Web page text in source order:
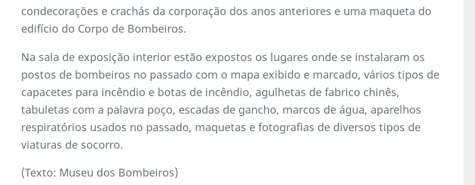
condecorações e crachás da corporação dos anos anteriores e uma maqueta do
edifício do Corpo de Bombeiros.
Na sala de exposição interior estão expostos os lugares onde se instalaram os
postos de bombeiros no passado com o mapa exibido e marcado, vários tipos de
capacetes para incêndio e botas de incêndio, agulhetas de fabrico chinês,
tabuletas com a palavra poço, escadas de gancho, marcos de água, aparelhos
respiratórios usados no passado, maquetas e fotografias de diversos tipos de
viaturas de socorro.
(Texto: Museu dos Bombeiros)